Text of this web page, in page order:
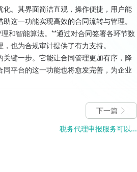
。其界面简洁直观，操作便捷，用户能
这一功能实现高效的合同流转与管理。
和智能算法。**通过对合同签署各环节数
也为合规审计提供了有力支持。
键一步。它能让合同管理更加有序，降
平台的这一功能也将愈发完善，为企业
下一篇
税务代理申报服务可以...